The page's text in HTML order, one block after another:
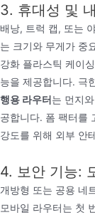
3. 휴대성 및
배낭, 트럭 캡, 또는
는 크기와 무게가 중
강화 플라스틱 케이
능을 제공합니다. 극
행용 라우터 는 먼지
공합니다. 폼 팩터를
강도를 위해 외부 안
4. 보안 기능:
개방형 또는 공용 네
모바일 라우터는 첫